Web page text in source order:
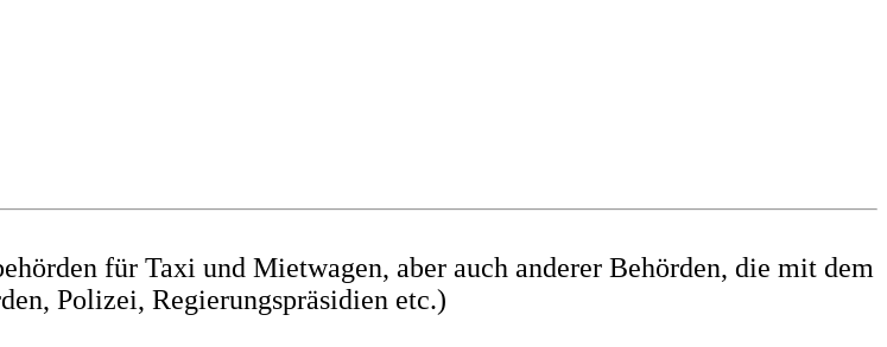
für Taxi und Mietwagen, aber auch anderer Behörden, die mit dem
Polizei, Regierungspräsidien etc.)